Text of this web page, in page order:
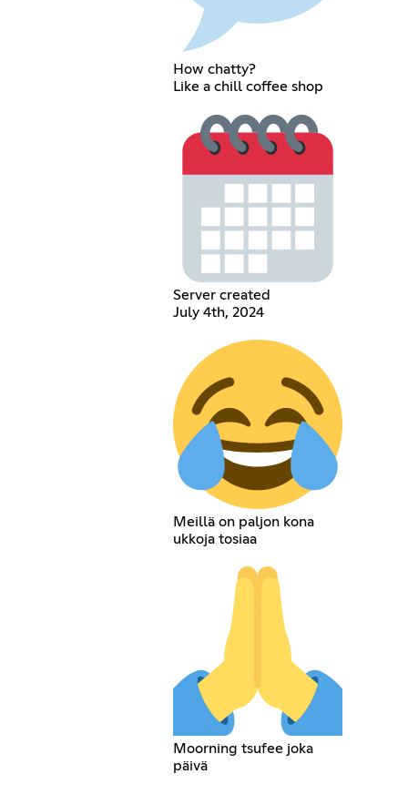
How chatty?
Like a chill coffee shop
Server created
July 4th, 2024
Meillä on paljon kona
ukkoja tosiaa
Moorning tsufee joka
päivä